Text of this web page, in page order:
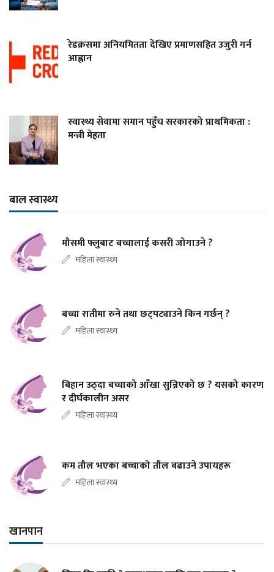
रेडक्रसमा अनियमितता देखिए प्रमाणसहित उजुरी गर्न
आह्वान
स्वास्थ्य सेवामा समान पहुँच सरकारको प्राथमिकता :
मन्त्री मेहता
बाल स्वास्थ्य
मौसमी फ्लुबाट बच्चालाई कसरी जोगाउने ?
महिला स्वास्थ्य
बच्चा रातीमा रुने तथा छट्पट्याउने किन गर्छन् ?
महिला स्वास्थ्य
बिहान उठ्दा बच्चाको आँखा सुन्निएको छ ? यसको कारण
र दीर्घकालीन असर
महिला स्वास्थ्य
कम तौल भएका बच्चाको तौल बढाउने उपायहरू
महिला स्वास्थ्य
खानपान